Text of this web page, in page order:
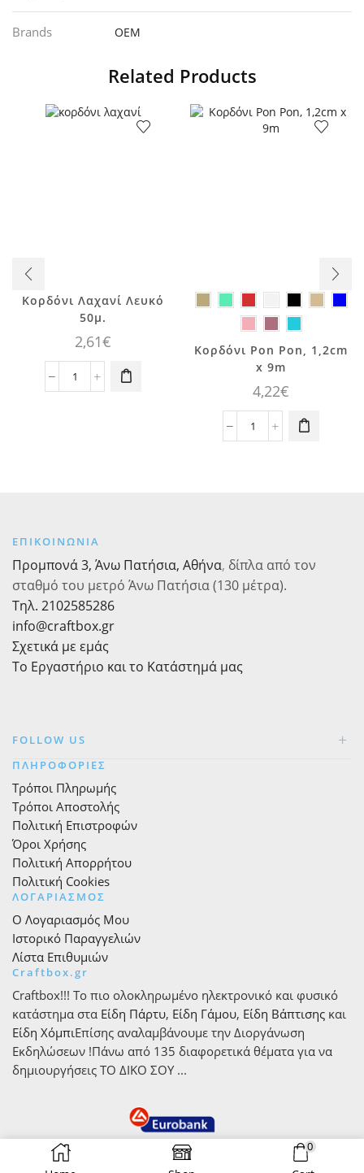
Brands OEM
Related Products
Κορδόνι Λαχανί Λευκό
50μ.
2,61€
Κορδόνι
Κορδόνι Pon Pon, 1,2cm
x 9m
4,22€
Κορδόνι
Αυτό το
προϊόν έχει
πολλαπλές
παραλλαγές.
μπορούν να
ΕΠΙΚΟΙΝΩΝΙΑ
Προμπονά 3, Άνω Πατήσια, Αθήνα, δίπλα από τον
σταθμό του μετρό Άνω Πατήσια (130 μέτρα).
Τηλ. 2102585286
info@craftbox.gr
Σχετικά με εμάς
Το Εργαστήριο και το Κατάστημά μας
FOLLOW US
ΠΛΗΡΟΦΟΡΙΕΣ
Τρόποι Πληρωμής
Τρόποι Αποστολής
Πολιτική Επιστροφών
Όροι Χρήσης
Πολιτική Απορρήτου
Πολιτική Cookies
ΛΟΓΑΡΙΑΣΜΟΣ
Ο Λογαριασμός Μου
Ιστορικό Παραγγελιών
Λίστα Επιθυμιών
Craftbox.gr
Craftbox!!! Το πιο ολοκληρωμένο ηλεκτρονικό και φυσικό
κατάστημα στα Είδη Πάρτυ, Είδη Γάμου, Είδη Βάπτισης και
Είδη ΧόμπιΕπίσης αναλαμβάνουμε την Διοργάνωση
Εκδηλώσεων !Πάνω από 135 διαφορετικά θέματα για να
δημιουργήσεις ΤΟ ΔΙΚΟ ΣΟΥ ...
0